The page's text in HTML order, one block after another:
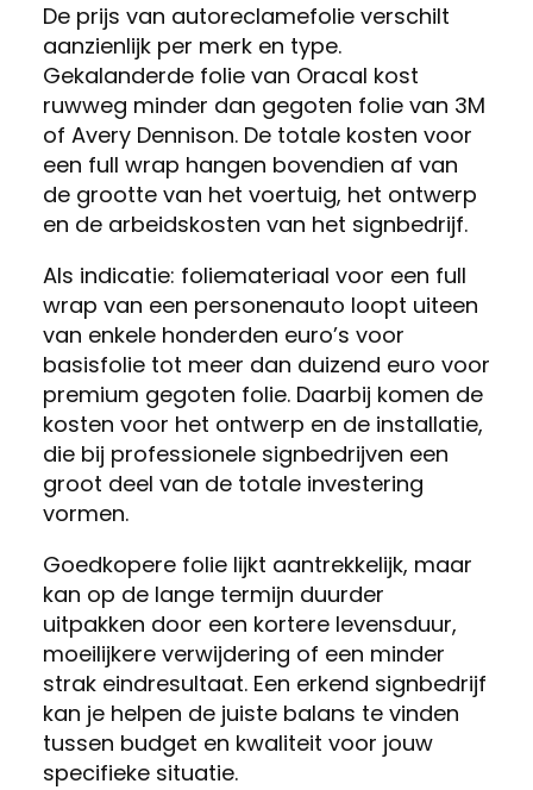
De prijs van autoreclamefolie verschilt
aanzienlijk per merk en type.
Gekalanderde folie van Oracal kost
ruwweg minder dan gegoten folie van 3M
of Avery Dennison. De totale kosten voor
een full wrap hangen bovendien af van
de grootte van het voertuig, het ontwerp
en de arbeidskosten van het signbedrijf.
Als indicatie: foliemateriaal voor een full
wrap van een personenauto loopt uiteen
van enkele honderden euro’s voor
basisfolie tot meer dan duizend euro voor
premium gegoten folie. Daarbij komen de
kosten voor het ontwerp en de installatie,
die bij professionele signbedrijven een
groot deel van de totale investering
vormen.
Goedkopere folie lijkt aantrekkelijk, maar
kan op de lange termijn duurder
uitpakken door een kortere levensduur,
moeilijkere verwijdering of een minder
strak eindresultaat. Een erkend signbedrijf
kan je helpen de juiste balans te vinden
tussen budget en kwaliteit voor jouw
specifieke situatie.